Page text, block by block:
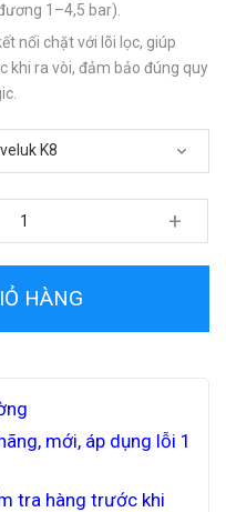
1–4,5 bar).
nối chặt với lõi lọc, giúp
khi ra vòi, đảm bảo đúng quy
+
HÀNG
mới, áp dụng lỗi 1
tra hàng trước khi